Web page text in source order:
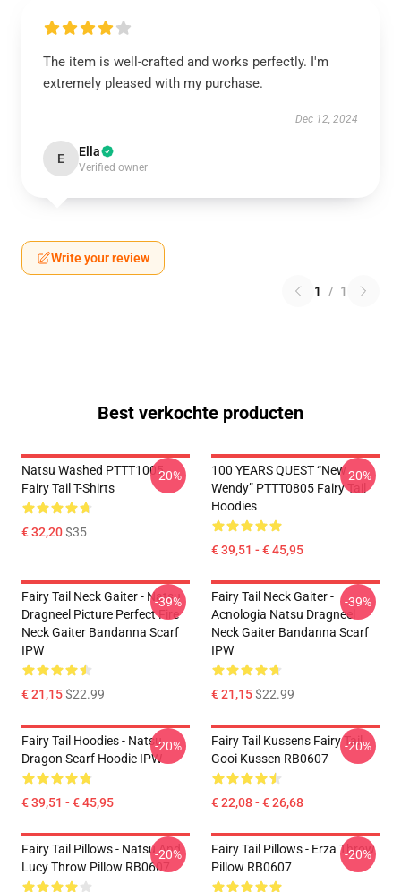
The item is well-crafted and works perfectly. I'm
extremely pleased with my purchase.
Dec 12, 2024
E Ella
Verified owner
Write your review
1 / 1
Best verkochte producten
Natsu Washed PTTT1005
Fairy Tail T-Shirts
€ 32,20$35
-20%
100 YEARS QUEST “New
Wendy” PTTT0805 Fairy Tail
Hoodies
€ 39,51 - € 45,95
-20%
Fairy Tail Neck Gaiter - Natsu
Dragneel Picture Perfect Fire
Neck Gaiter Bandanna Scarf
IPW
€ 21,15$22.99
-39%
Fairy Tail Neck Gaiter -
Acnologia Natsu Dragneel
Neck Gaiter Bandanna Scarf
IPW
€ 21,15$22.99
-39%
Fairy Tail Hoodies - Natsu
Dragon Scarf Hoodie IPW
€ 39,51 - € 45,95
-20%
Fairy Tail Kussens Fairy Tail
Gooi Kussen RB0607
€ 22,08 - € 26,68
-20%
Fairy Tail Pillows - Natsu And
Lucy Throw Pillow RB0607
-20%
Fairy Tail Pillows - Erza Throw
Pillow RB0607
-20%